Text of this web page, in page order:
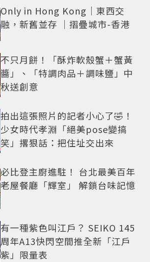
Only in Hong Kong｜東西交
融，新舊並存 ｜摺疊城市-香港
不只月餅！「酥炸軟殼蟹＋蟹黃
醬」、「特調肉品＋調味鹽」中
秋送創意
拍出這張照片的記者小心了🤣！
少女時代孝淵「絕美pose變搞
笑」撂狠話：把住址交出來
必比登主廚進駐！ 台北最美百年
老屋餐廳「輝室」 解鎖台味記憶
有一種紫色叫江戶？ SEIKO 145
周年A13快閃空間推全新「江戶
紫」限量表